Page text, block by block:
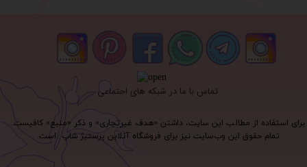
برای استفاده از مطالب این سایت، داشتن «هدف غیرتجاری» و ذکر «منبع» کافیست.
تمام حقوق اين وب‌سايت نیز برای فروشگاه آنلاین پرستیژ شاپ است.
تماس با ما در شبکه های اجتماعی